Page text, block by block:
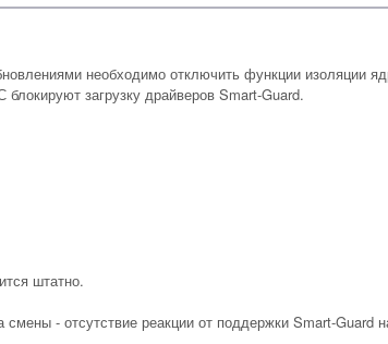
необходимо отключить функции изоляции
загрузку драйверов Smart-Guard.
штатно.
- отсутствие реакции от поддержки Smart-Guard